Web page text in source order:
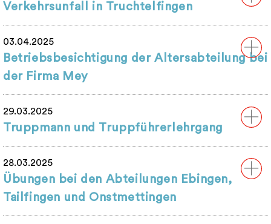
Verkehrsunfall in Truchtelfingen
03.04.2025
Betriebsbesichtigung der Altersabteilung bei
der Firma Mey
29.03.2025
Truppmann und Truppführerlehrgang
28.03.2025
Übungen bei den Abteilungen Ebingen,
Tailfingen und Onstmettingen